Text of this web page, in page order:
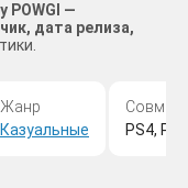
POWGI —
дата релиза,
Жанр
Казуальные
PS4, PS